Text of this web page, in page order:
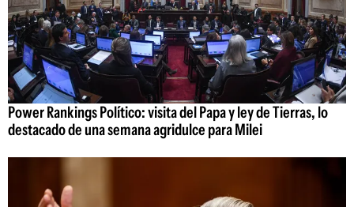
Power Rankings Político: visita del Papa y ley de Tierras, lo
destacado de una semana agridulce para Milei